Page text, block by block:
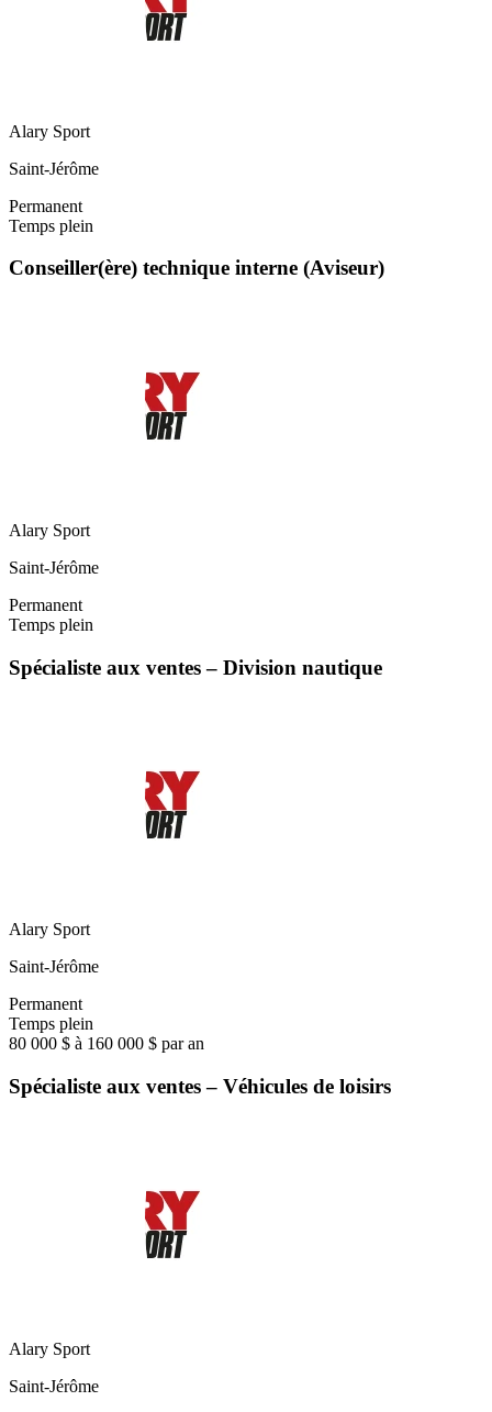
Alary Sport
Saint-Jérôme
Permanent
Temps plein
Conseiller(ère) technique interne (Aviseur)
Alary Sport
Saint-Jérôme
Permanent
Temps plein
Spécialiste aux ventes – Division nautique
Alary Sport
Saint-Jérôme
Permanent
Temps plein
80 000 $ à 160 000 $ par an
Spécialiste aux ventes – Véhicules de loisirs
Alary Sport
Saint-Jérôme